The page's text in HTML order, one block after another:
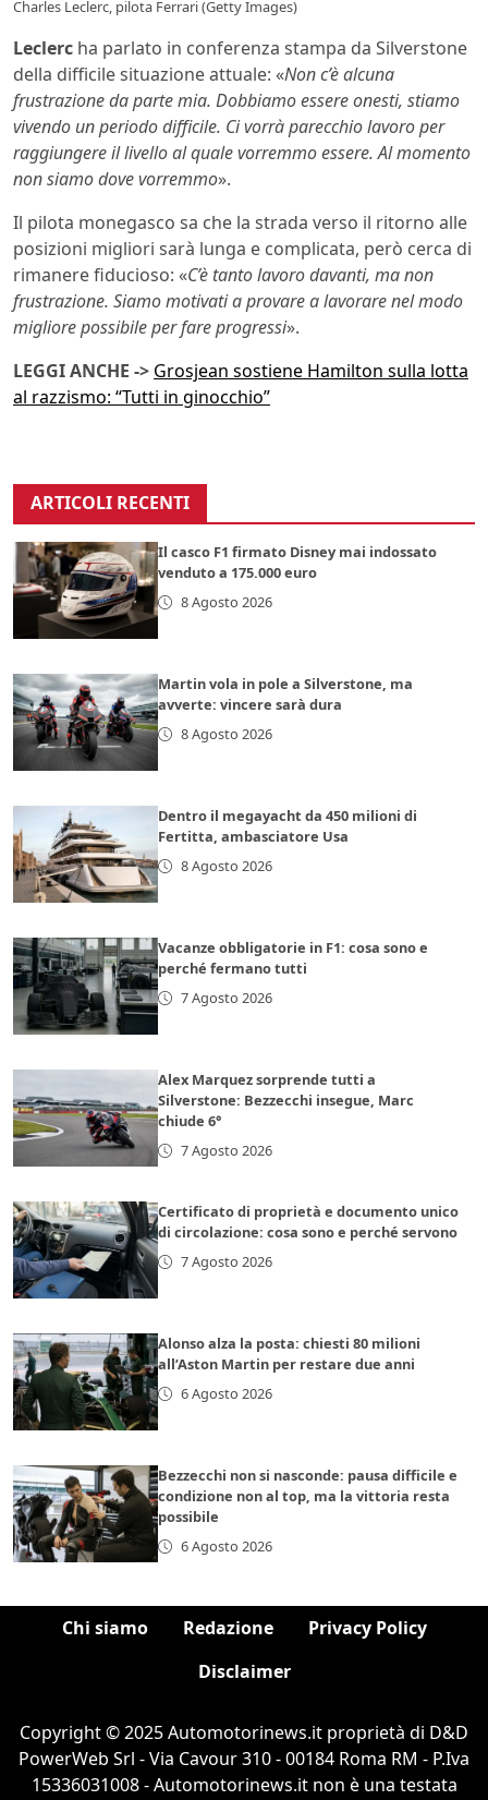
Charles Leclerc, pilota Ferrari (Getty Images)
Leclerc ha parlato in conferenza stampa da Silverstone
della difficile situazione attuale: «Non c’è alcuna
frustrazione da parte mia. Dobbiamo essere onesti, stiamo
vivendo un periodo difficile. Ci vorrà parecchio lavoro per
raggiungere il livello al quale vorremmo essere. Al momento
non siamo dove vorremmo».
Il pilota monegasco sa che la strada verso il ritorno alle
posizioni migliori sarà lunga e complicata, però cerca di
rimanere fiducioso: «C’è tanto lavoro davanti, ma non
frustrazione. Siamo motivati a provare a lavorare nel modo
migliore possibile per fare progressi».
LEGGI ANCHE -> Grosjean sostiene Hamilton sulla lotta
al razzismo: “Tutti in ginocchio”
ARTICOLI RECENTI
Il casco F1 firmato Disney mai indossato
venduto a 175.000 euro
8 Agosto 2026
Martin vola in pole a Silverstone, ma
avverte: vincere sarà dura
8 Agosto 2026
Dentro il megayacht da 450 milioni di
Fertitta, ambasciatore Usa
8 Agosto 2026
Vacanze obbligatorie in F1: cosa sono e
perché fermano tutti
7 Agosto 2026
Alex Marquez sorprende tutti a
Silverstone: Bezzecchi insegue, Marc
chiude 6°
7 Agosto 2026
Certificato di proprietà e documento unico
di circolazione: cosa sono e perché servono
7 Agosto 2026
Alonso alza la posta: chiesti 80 milioni
all’Aston Martin per restare due anni
6 Agosto 2026
Bezzecchi non si nasconde: pausa difficile e
condizione non al top, ma la vittoria resta
possibile
6 Agosto 2026
Chi siamo Redazione
Privacy Policy
Disclaimer
Copyright © 2025 Automotorinews.it proprietà di D&D
PowerWeb Srl - Via Cavour 310 - 00184 Roma RM - P.Iva
15336031008 - Automotorinews.it non è una testata